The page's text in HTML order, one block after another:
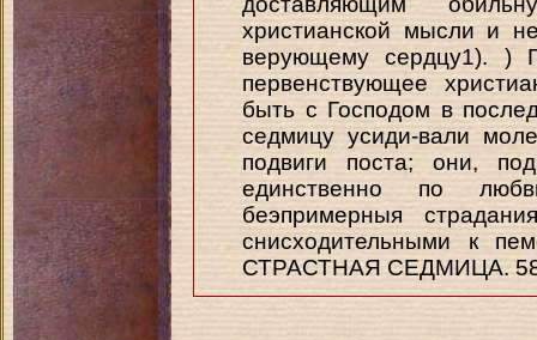
христианской мысли и
верующему сердцу1). )
первенствующее
быть с Господом в
седмицу усиди-вали
подвиги поста; они,
единственно по
беэпримерныя
снисходительными к
СТРАСТНАЯ СЕДМИЦА.